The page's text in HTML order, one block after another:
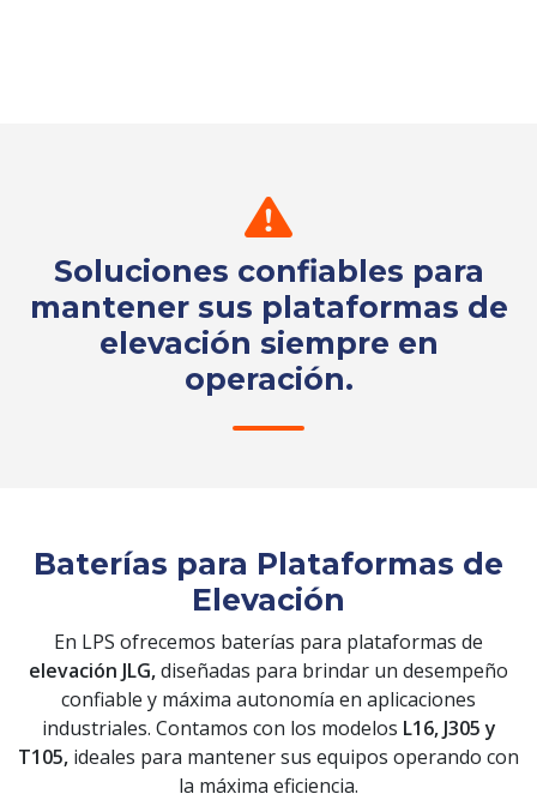
Soluciones confiables para
mantener sus plataformas de
elevación siempre en
operación.
Baterías para Plataformas de
Elevación
En LPS ofrecemos baterías para plataformas de
elevación JLG,diseñadas para brindar un desempeño
confiable y máxima autonomía en aplicaciones
industriales. Contamos con los modelos L16, J305 y
T105, ideales para mantener sus equipos operando con
la máxima eficiencia.